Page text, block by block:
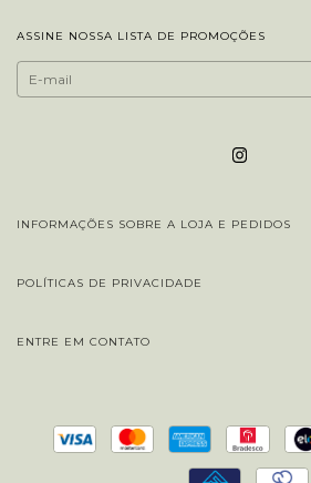
ASSINE NOSSA LISTA DE PROMOÇÕES
INFORMAÇÕES SOBRE A LOJA E PEDIDOS
POLÍTICAS DE PRIVACIDADE
ENTRE EM CONTATO